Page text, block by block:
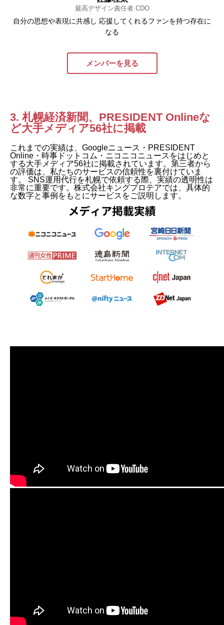
最高デザイン責任者 CDO
自分の思想や表現に共感し 応援してくれるファンを持つ存在に
なる
メンバーを見る
3. 札幌経済新聞、PRESIDENT Onlineな
ど大手メディア56社に掲載
これまでの実績は、Googleニュース・PRESIDENT
Online・時事ドットコム・ニコニコニュースをはじめと
する大手メディア56社に掲載されています。第三者から
の評価は、私たちのサービスの信頼性を裏付けていま
す。 SNS運用代行を札幌で依頼する際、実績の透明性は
非常に重要です。株式会社キングプロテアでは、具体的
な数字と事例をもとにサービスをご説明します。